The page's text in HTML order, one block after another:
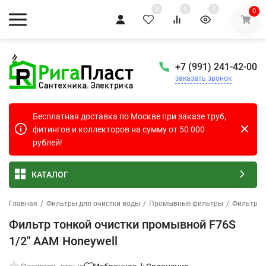
0 0 0 0
+7 (991) 241-42-00
заказать звонок
Бесплатная доставка по Москве при заказе труб,
фитингов и коллекторов на сумму от 50 000
рублей!
КАТАЛОГ
Главная / Фильтры для очистки воды / Промывные фильтры / Фильтры
Фильтр тонкой очистки промывной F76S
1/2" ААМ Honeywell